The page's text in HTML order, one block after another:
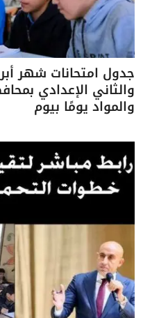
والثاني الإعدادي
والمواد يومًا بيوم